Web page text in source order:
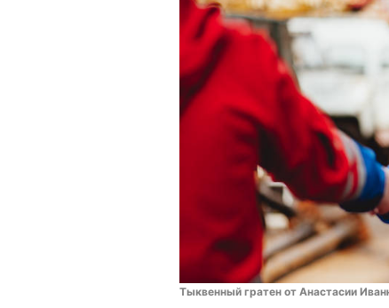
Тыквенный гратен от Анастасии